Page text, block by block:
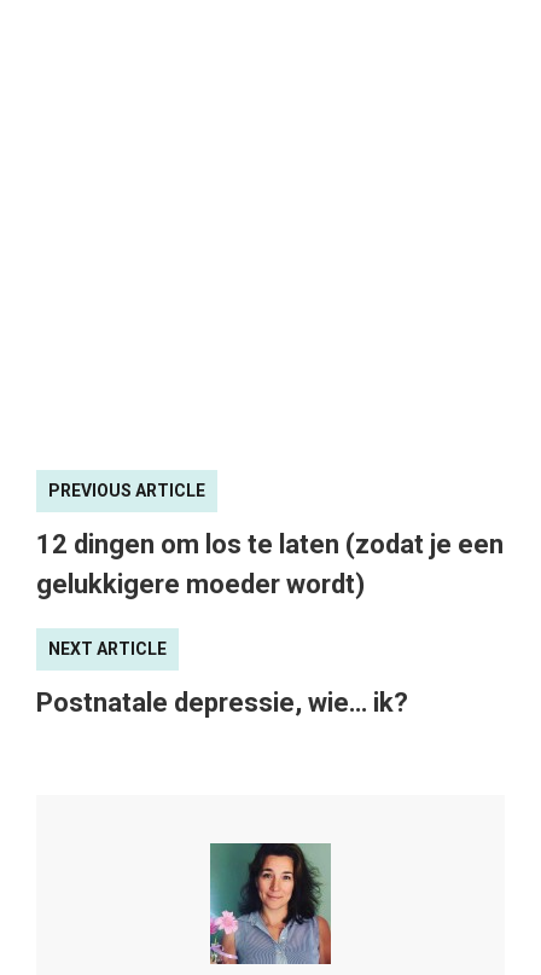
PREVIOUS ARTICLE
12 dingen om los te laten (zodat je een
gelukkigere moeder wordt)
NEXT ARTICLE
Postnatale depressie, wie… ik?